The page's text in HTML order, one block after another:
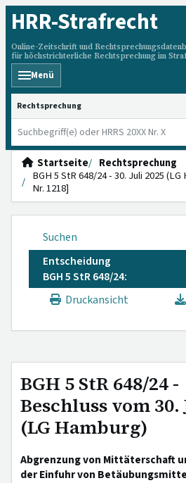
HRR-Strafrecht
Online-Zeitschrift und
für höchstrichterliche Rechtsprechung im
Menü
HRRS durchsuchen
Startseite
Rechtsprechung
BGH 5 StR 648/24 - 30. Juli 2025
Nr. 1218]
Suchen
Entscheidung
BGH 5 StR 648/24:
Druckansicht
BGH 5 StR 648/24 -
Beschluss vom 30.
(LG Hamburg)
Abgrenzung von Mittäterschaft
der Einfuhr von